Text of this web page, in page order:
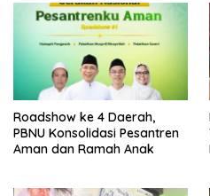
Roadshow ke 4 Daerah,
PBNU Konsolidasi Pesantren
Aman dan Ramah Anak